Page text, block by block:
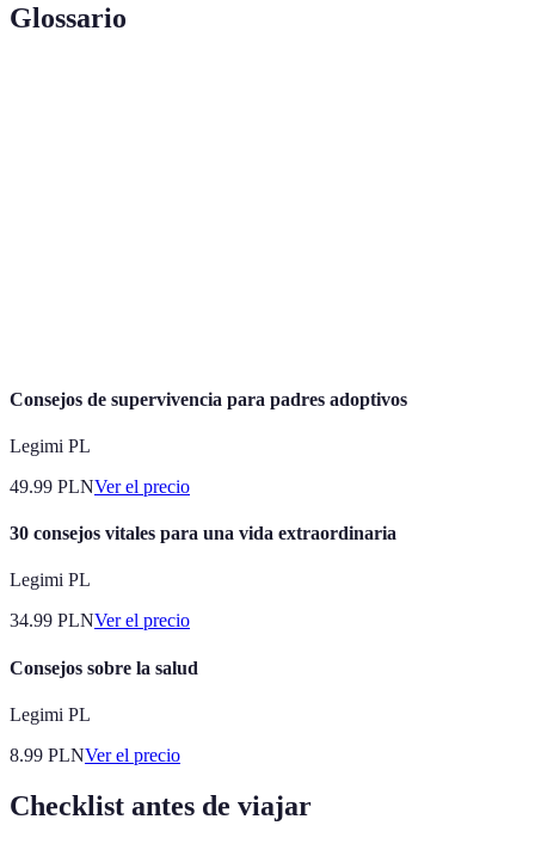
Glossario
Consejos de supervivencia para padres adoptivos
Legimi PL
49.99 PLNVer el precio
30 consejos vitales para una vida extraordinaria
Legimi PL
34.99 PLNVer el precio
Consejos sobre la salud
Legimi PL
8.99 PLNVer el precio
Checklist antes de viajar